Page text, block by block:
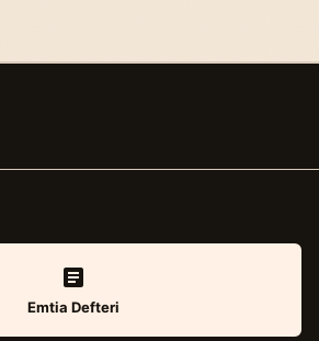
Emtia Defteri